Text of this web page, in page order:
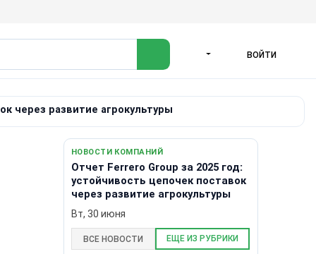
ВОЙТИ
через развитие агрокультуры
НОВОСТИ КОМПАНИЙ
Отчет Ferrero Group за 2025 год:
устойчивость цепочек поставок
через развитие агрокультуры
Вт, 30 июня
ВСЕ НОВОСТИ ЕЩЕ ИЗ РУБРИКИ